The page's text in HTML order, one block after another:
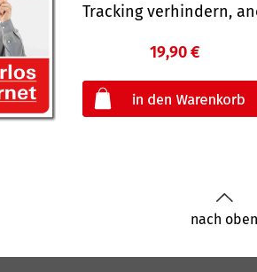
Tracking verhindern,
19,90 €
nach oben